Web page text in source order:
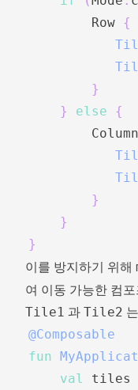
        Row
{
}
}
else
{
}
}
}
이를 방지하기 위해
여 이동 가능한 컴
Tile1 과 Tile2
@Composable
fun
val
tiles